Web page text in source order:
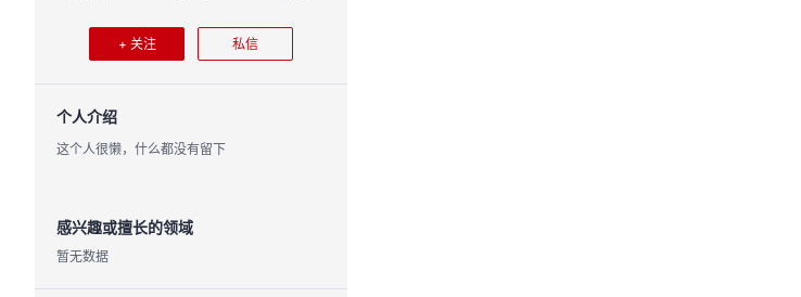
+ 关注 私信
个人介绍
这个人很懒，什么都没有留下
感兴趣或擅长的领域
暂无数据